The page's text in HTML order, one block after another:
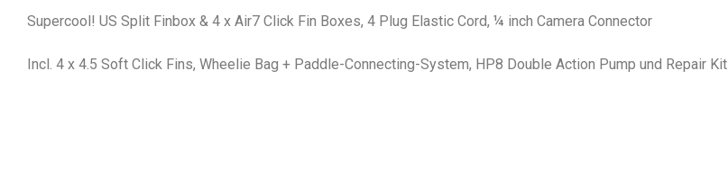
Supercool! US Split Finbox & 4 x Air7 Click Fin Boxes, 4 Plug Elastic Cord, ¼ inch Camera Connector
Incl. 4 x 4.5 Soft Click Fins, Wheelie Bag + Paddle-Connecting-System, HP8 Double Action Pump und Repair Kit